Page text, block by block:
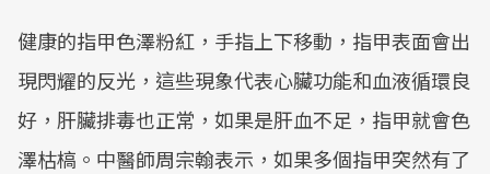
健康的指甲色澤粉紅，手指上下移動，指甲表面會出
現閃耀的反光，這些現象代表心臟功能和血液循環良
好，肝臟排毒也正常，如果是肝血不足，指甲就會色
澤枯槁。中醫師周宗翰表示，如果多個指甲突然有了